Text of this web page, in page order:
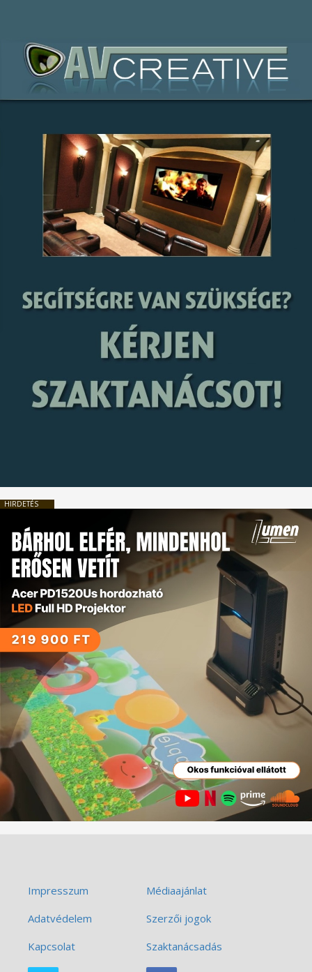
HIRDETÉS
Impresszum
Médiaajánlat
Adatvédelem
Szerzői jogok
Kapcsolat
Szaktanácsadás